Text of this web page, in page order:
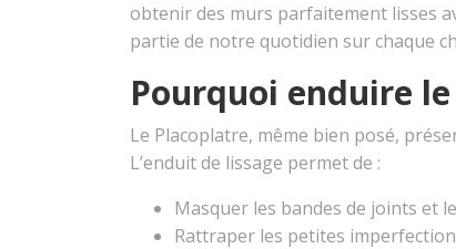
obtenir des murs parfaitement lisses
partie de notre quotidien sur chaque
Pourquoi enduire
Le Placoplatre, même bien posé,
L’enduit de lissage permet de :
Masquer les bandes de joints et
Rattraper les petites